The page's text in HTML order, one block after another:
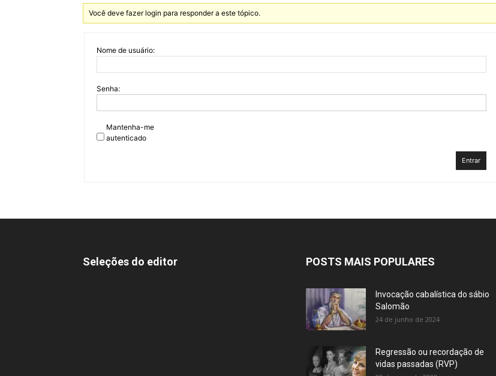
Você deve fazer login para responder a este tópico.
Nome de usuário:
Senha:
Mantenha-me
autenticado
Entrar
Seleções do editor POSTS MAIS POPULARES
Invocação cabalística do sábio
Salomão
24 de junho de 2024
Regressão ou recordação de
vidas passadas (RVP)